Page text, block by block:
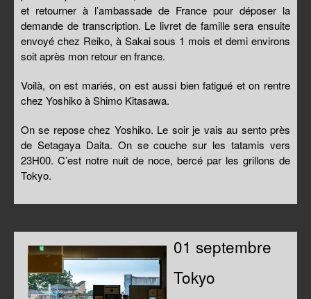
et retourner à l’ambassade de France pour déposer la
demande de transcription. Le livret de famille sera ensuite
envoyé chez Reiko, à Sakai sous 1 mois et demi environs
soit après mon retour en france.
Voilà, on est mariés, on est aussi bien fatigué et on rentre
chez Yoshiko à Shimo Kitasawa.
On se repose chez Yoshiko. Le soir je vais au sento près
de Setagaya Daita. On se couche sur les tatamis vers
23H00. C’est notre nuit de noce, bercé par les grillons de
Tokyo.
01 septembre
Tokyo